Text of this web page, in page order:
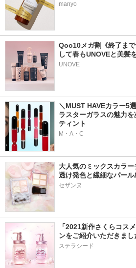
manyo
Qoo10メガ割《終了ま
して春もUNOVEと美髪
UNOVE
＼MUST HAVEカラー5
ラスターガラスの魅力
ティント
M・A・C
大人気のミックスカラ
透け発色と繊細なパー
セザンヌ
「2021新作さくらコス
ンをご紹介いただきまし
ステラシード